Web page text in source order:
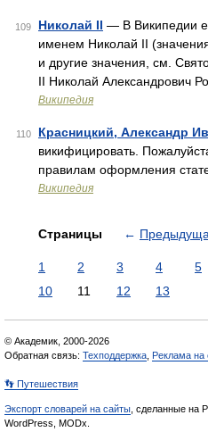
109 Николай II — В Википедии
именем Николай II
и другие значения, см.
II Николай Александрович
Википедия
110 Красницкий, Александр
викифицировать.
правилам оформления
Википедия
Страницы ←
1 2 3 4 5
10
11 12 13
© Академик, 2000-2026
Обратная связь: Техподдержка Реклама на
👣 Путешествия
Экспорт словарей на сайты , сделанные на
WordPress, MODx.